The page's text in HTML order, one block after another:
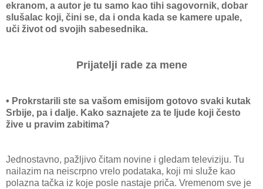
ekranom, a autor je tu samo kao tihi sagovornik, dobar
slušalac koji, čini se, da i onda kada se kamere upale,
uči život od svojih sabesednika.
Prijatelji rade za mene
• Prokrstarili ste sa vašom emisijom gotovo svaki kutak
Srbije, pa i dalje. Kako saznajete za te ljude koji često
žive u pravim zabitima?
Jednostavno, pažljivo čitam novine i gledam televiziju. Tu
nailazim na neiscrpno vrelo podataka, koji mi služe kao
polazna tačka iz koje posle nastaje priča. Vremenom sve je